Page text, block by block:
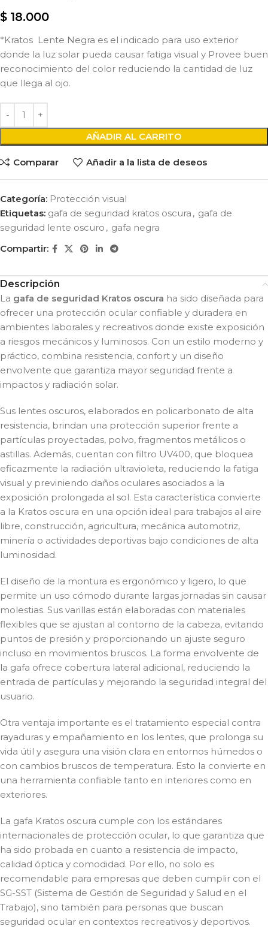
$ 18.000
*Kratos Lente Negra es el indicado para uso exterior
donde la luz solar pueda causar fatiga visual y Provee buen
reconocimiento del color reduciendo la cantidad de luz
que llega al ojo.
AÑADIR AL CARRITO
Comparar Añadir a la lista de deseos
Categoría: Protección visual
Etiquetas: gafa de seguridad kratos oscura , gafa de
seguridad lente oscuro , gafa negra
Compartir:
Descripción
La gafa de seguridad Kratos oscura ha sido diseñada para
ofrecer una protección ocular confiable y duradera en
ambientes laborales y recreativos donde existe exposición
a riesgos mecánicos y luminosos. Con un estilo moderno y
práctico, combina resistencia, confort y un diseño
envolvente que garantiza mayor seguridad frente a
impactos y radiación solar.
Sus lentes oscuros, elaborados en policarbonato de alta
resistencia, brindan una protección superior frente a
partículas proyectadas, polvo, fragmentos metálicos o
astillas. Además, cuentan con filtro UV400, que bloquea
eficazmente la radiación ultravioleta, reduciendo la fatiga
visual y previniendo daños oculares asociados a la
exposición prolongada al sol. Esta característica convierte
a la Kratos oscura en una opción ideal para trabajos al aire
libre, construcción, agricultura, mecánica automotriz,
minería o actividades deportivas bajo condiciones de alta
luminosidad.
El diseño de la montura es ergonómico y ligero, lo que
permite un uso cómodo durante largas jornadas sin causar
molestias. Sus varillas están elaboradas con materiales
flexibles que se ajustan al contorno de la cabeza, evitando
puntos de presión y proporcionando un ajuste seguro
incluso en movimientos bruscos. La forma envolvente de
la gafa ofrece cobertura lateral adicional, reduciendo la
entrada de partículas y mejorando la seguridad integral del
usuario.
Otra ventaja importante es el tratamiento especial contra
rayaduras y empañamiento en los lentes, que prolonga su
vida útil y asegura una visión clara en entornos húmedos o
con cambios bruscos de temperatura. Esto la convierte en
una herramienta confiable tanto en interiores como en
exteriores.
La gafa Kratos oscura cumple con los estándares
internacionales de protección ocular, lo que garantiza que
ha sido probada en cuanto a resistencia de impacto,
calidad óptica y comodidad. Por ello, no solo es
recomendable para empresas que deben cumplir con el
SG-SST (Sistema de Gestión de Seguridad y Salud en el
Trabajo), sino también para personas que buscan
seguridad ocular en contextos recreativos y deportivos.